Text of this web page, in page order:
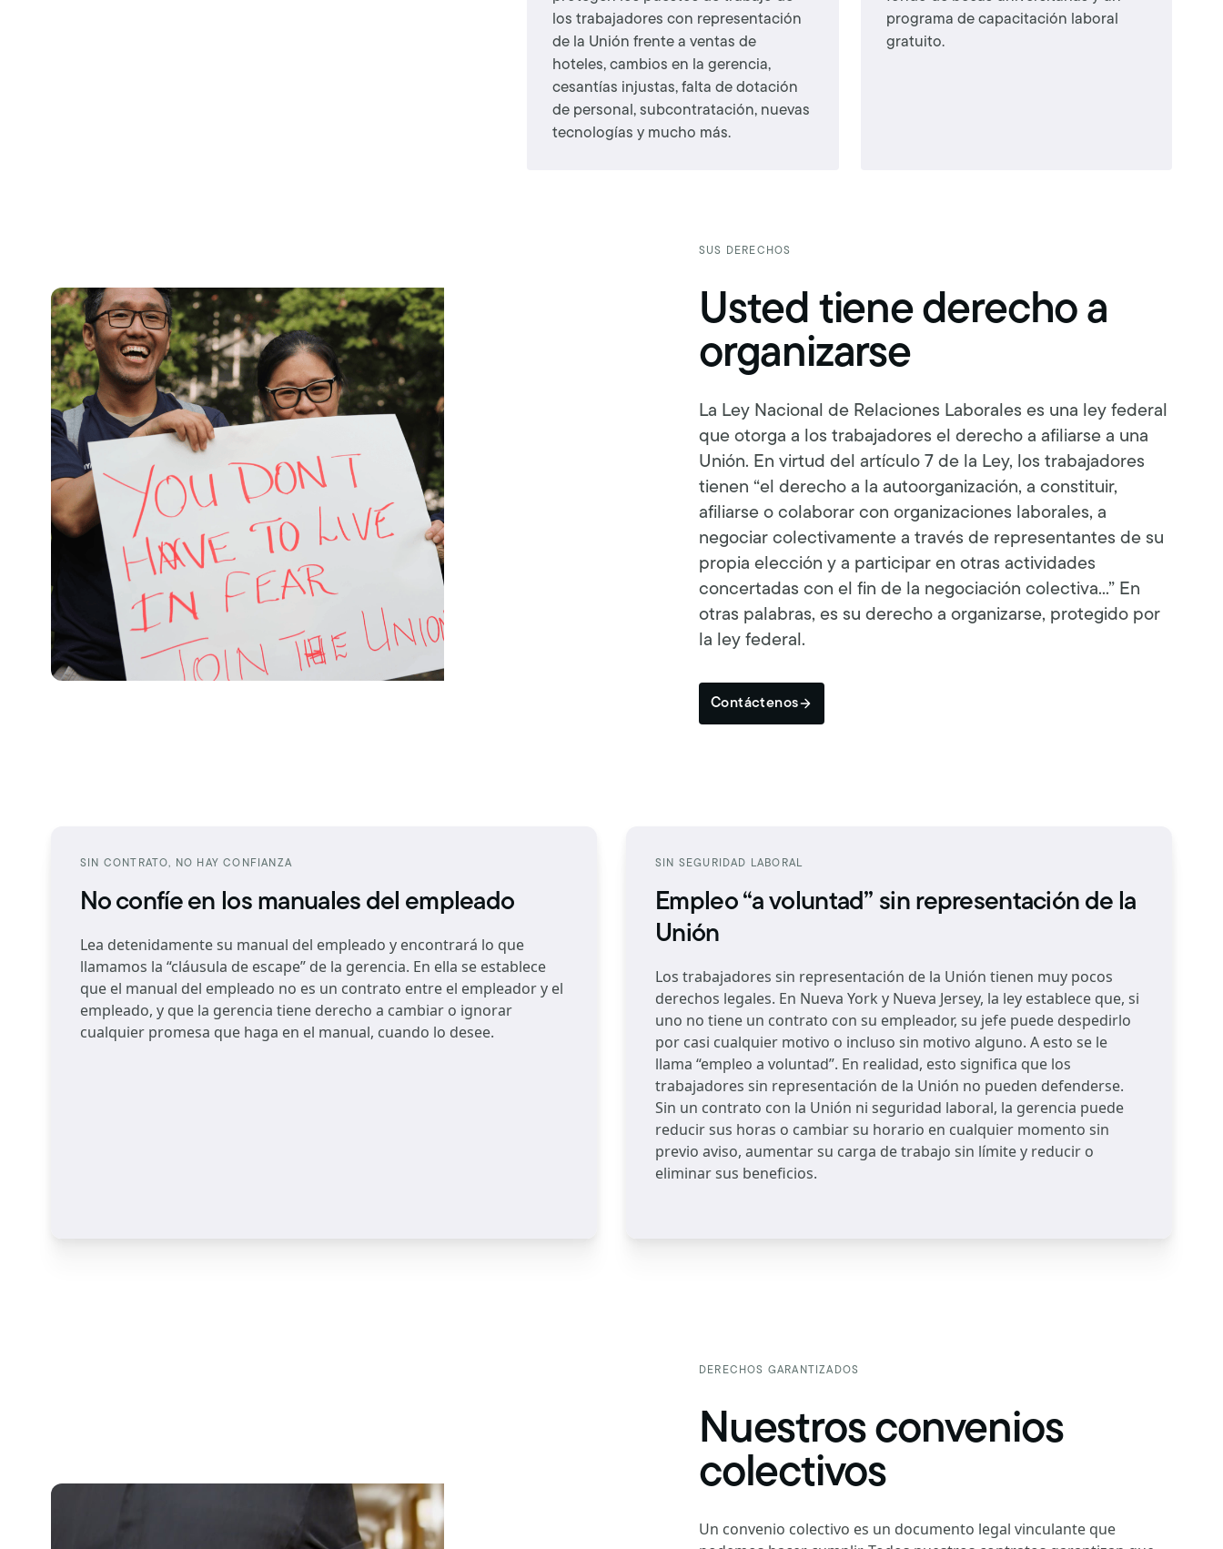
los trabajadores con representación
de la Unión frente a ventas de
hoteles, cambios en la gerencia,
cesantías injustas, falta de dotación
de personal, subcontratación, nuevas
tecnologías y mucho más.
programa de capacitación laboral
gratuito.
SUS DERECHOS
Usted tiene derecho a
organizarse
La Ley Nacional de Relaciones Laborales es una ley federal
que otorga a los trabajadores el derecho a afiliarse a una
Unión. En virtud del artículo 7 de la Ley, los trabajadores
tienen “el derecho a la autoorganización, a constituir,
afiliarse o colaborar con organizaciones laborales, a
negociar colectivamente a través de representantes de su
propia elección y a participar en otras actividades
concertadas con el fin de la negociación colectiva...” En
otras palabras, es su derecho a organizarse, protegido por
la ley federal.
Contáctenos
SIN CONTRATO, NO HAY CONFIANZA
No confíe en los manuales del empleado
Lea detenidamente su manual del empleado y encontrará lo que
llamamos la “cláusula de escape” de la gerencia. En ella se establece
que el manual del empleado no es un contrato entre el empleador y el
empleado, y que la gerencia tiene derecho a cambiar o ignorar
cualquier promesa que haga en el manual, cuando lo desee.
SIN SEGURIDAD LABORAL
Empleo “a voluntad” sin representación de la
Unión
Los trabajadores sin representación de la Unión tienen muy pocos
derechos legales. En Nueva York y Nueva Jersey, la ley establece que, si
uno no tiene un contrato con su empleador, su jefe puede despedirlo
por casi cualquier motivo o incluso sin motivo alguno. A esto se le
llama “empleo a voluntad”. En realidad, esto significa que los
trabajadores sin representación de la Unión no pueden defenderse.
Sin un contrato con la Unión ni seguridad laboral, la gerencia puede
reducir sus horas o cambiar su horario en cualquier momento sin
previo aviso, aumentar su carga de trabajo sin límite y reducir o
eliminar sus beneficios.
DERECHOS GARANTIZADOS
Nuestros convenios
colectivos
Un convenio colectivo es un documento legal vinculante que